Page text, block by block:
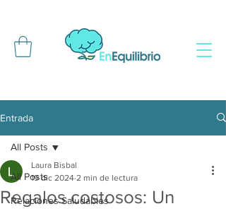
Entrada
All Posts
Relaciones Saludables
All Posts
Regalos costosos: Un
Laura Bisbal
19 dic 2024 2 min de lectura